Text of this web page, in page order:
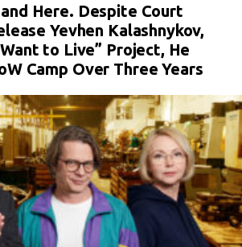
Here. Despite Court
Yevhen Kalashnykov,
to Live” Project, He
Camp Over Three Years